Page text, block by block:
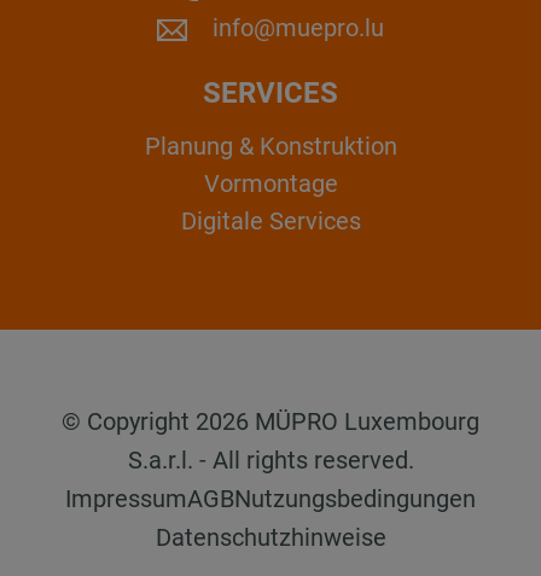
info@muepro.lu
SERVICES
Planung & Konstruktion
Vormontage
Digitale Services
© Copyright 2026 MÜPRO Luxembourg
S.a.r.l. - All rights reserved.
ImpressumAGBNutzungsbedingungen
Datenschutzhinweise